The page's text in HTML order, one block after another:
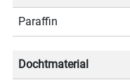
Paraffin
Dochtmaterial